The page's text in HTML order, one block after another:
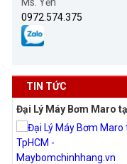
0972.574.375
TIN TỨC
Đại Lý Máy Bơm Maro